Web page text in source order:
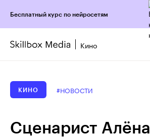
Бесплатный курс по нейросетям
Кино
КИНО #НОВОСТИ
Сценарист Алёна